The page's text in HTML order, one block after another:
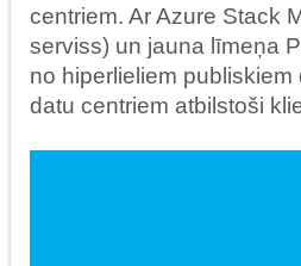
centriem. Ar Azure Stack
serviss) un jauna līmeņa
no hiperlieliem
datu centriem atbilstoši